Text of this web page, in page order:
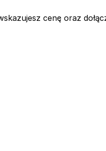
cenę oraz